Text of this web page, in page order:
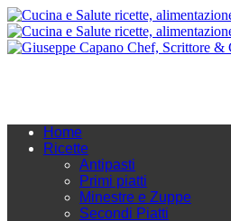
Home
Ricette
Antipasti
Primi piatti
Minestre e Zuppe
Secondi Piatti